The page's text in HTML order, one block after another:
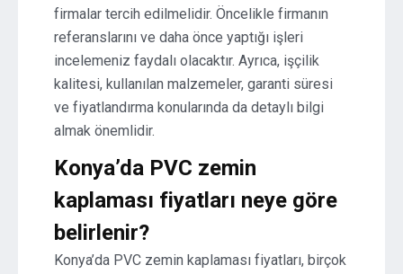
firmalar tercih edilmelidir. Öncelikle firmanın
referanslarını ve daha önce yaptığı işleri
incelemeniz faydalı olacaktır. Ayrıca, işçilik
kalitesi, kullanılan malzemeler, garanti süresi
ve fiyatlandırma konularında da detaylı bilgi
almak önemlidir.
Konya’da PVC zemin
kaplaması fiyatları neye göre
belirlenir?
Konya’da PVC zemin kaplaması fiyatları, birçok